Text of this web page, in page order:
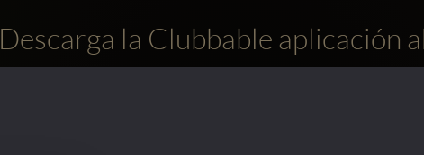
Descarga la Clubbable aplicación